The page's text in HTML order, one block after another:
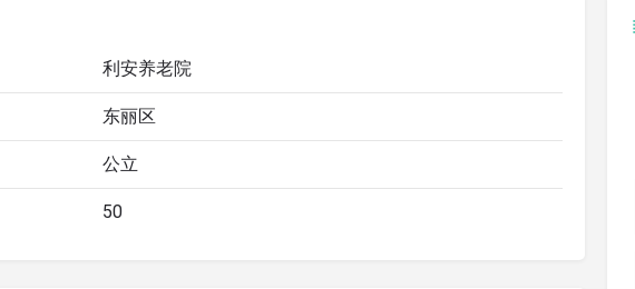
利安养老院
东丽区
公立
50